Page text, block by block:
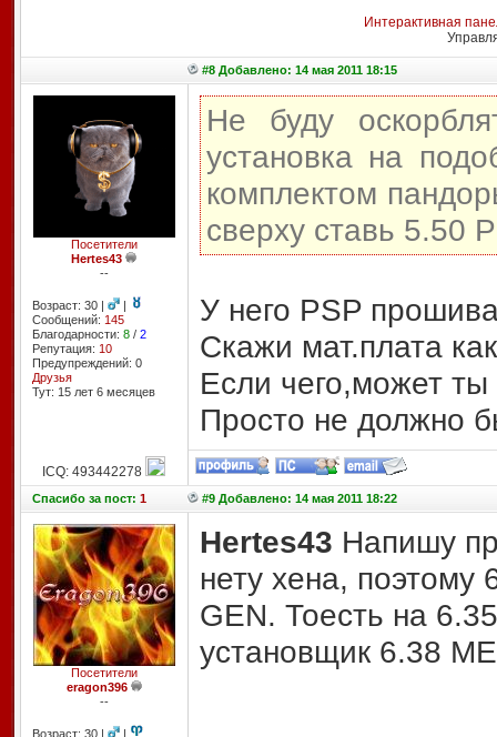
Интерактивная
#8 Добавлено: 14 мая 2011 18:15
Посетители
Hertes43
--
Возраст: 30 |
|
Сообщений: 145
Благодарности: 8/ 2
Репутация: 10
Предупреждений: 0
Друзья
Тут: 15 лет 6 месяцев
Не буду
установка на
комплектом
сверху ставь 5.50
У него PSP
Скажи мат.плата
Если чего,может
Просто не должно
ICQ: 493442278
Спасибоза пост: 1 #9 Добавлено: 14 мая 2011 18:22
Посетители
eragon396
--
Возраст: 30 |
|
Hertes43 Напишу
нету хена, поэтому
GEN. Тоесть на
установщик 6.38